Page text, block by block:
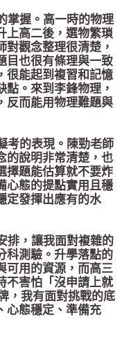
握。高一時的物理
上高二後，選物繁瑣
觀念整理很清楚，
目也很有條理與一致
很能起到複習和記憶
。來到李鋒物理，
反而能用物理難題與
的表現。陳勁老師
的說明非常清楚，也
擇題能估算就不要炸
心態的提點實用且穩
定發揮出應有的水
，讓我面對複雜的
科測驗。升學落點的
可用的資源，而高三
不害怕「沒申請上就
，我有面對挑戰的底
心態穩定、準備充